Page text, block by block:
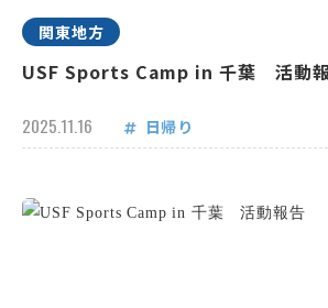
関東地方
USF Sports Camp in 千葉 活動報
2025.11.16 日帰り